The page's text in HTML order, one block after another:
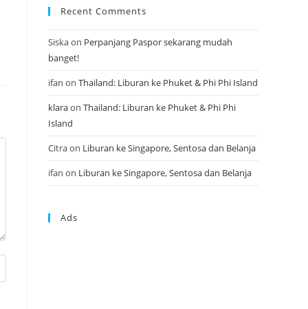
Recent Comments
Siskaon Perpanjang Paspor sekarang mudah
banget!
ifan on Thailand: Liburan ke Phuket & Phi Phi Island
klaraon Thailand: Liburan ke Phuket & Phi Phi
Island
Citraon Liburan ke Singapore, Sentosa dan Belanja
ifan on Liburan ke Singapore, Sentosa dan Belanja
Ads